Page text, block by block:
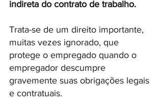
indireta do contrato de trabalho.
Trata-se de um direito importante,
muitas vezes ignorado, que
protege o empregado quando o
empregador descumpre
gravemente suas obrigações legais
e contratuais.